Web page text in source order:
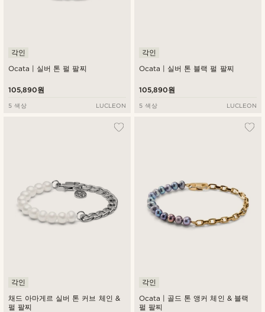
Ocata | 실버 톤 펄 팔찌
각인
105,890원
5 색상 LUCLEON
Ocata | 실버 톤 블랙 펄 팔찌
각인
105,890원
5 색상 LUCLEON
채드 아마게르 실버 톤 커브 체인 &
펄 팔찌
각인
Ocata | 골드 톤 앵커 체인 & 블랙
펄 팔찌
각인